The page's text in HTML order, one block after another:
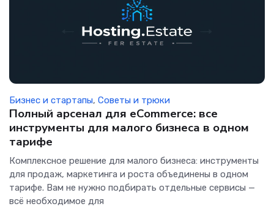
Бизнес и стартапы, Советы и трюки
Полный арсенал для eCommerce: все
инструменты для малого бизнеса в одном
тарифе
Комплексное решение для малого бизнеса: инструменты
для продаж, маркетинга и роста объединены в одном
тарифе. Вам не нужно подбирать отдельные сервисы —
всё необходимое для